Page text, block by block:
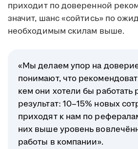
приходит по доверенной
значит, шанс «сойтись» по
необходимым скилам выше.
«Мы делаем упор на
понимают, что
кем они хотели бы работать
результат: 10–15% новых
приходят к нам по
них выше уровень
работы в компании».